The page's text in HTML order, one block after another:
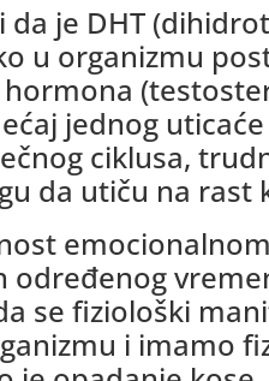
da je DHT
u organizmu
hormona
jednog
ciklusa,
da utiču na rast
određenog
se fiziološki
i imamo